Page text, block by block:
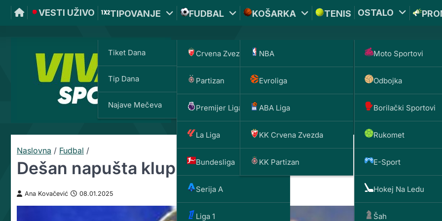
VESTI UŽIVO TIPOVANJE
Tiket Dana
Tip Dana
Najave Mečeva
FUDBAL
Crvena Zvezda
Partizan
Premijer Liga
La Liga
Bundesliga
Serija A
Liga 1
KOŠARKA
NBA
Evroliga
ABA Liga
KK Crvena Zvezda
KK Partizan
TENIS OSTALO
Moto Sportovi
Odbojka
Borilački Sportovi
Rukomet
E-Sport
Hokej Na Ledu
Šah
VIVATBET UPLATI DEPOZIT
200 RSD DOBIJAŠ
1000
*PROMOKOD:
Naslovna / Fudbal /
Dešan napušta klupu Francuske
Ana Kovačević 08.01.2025